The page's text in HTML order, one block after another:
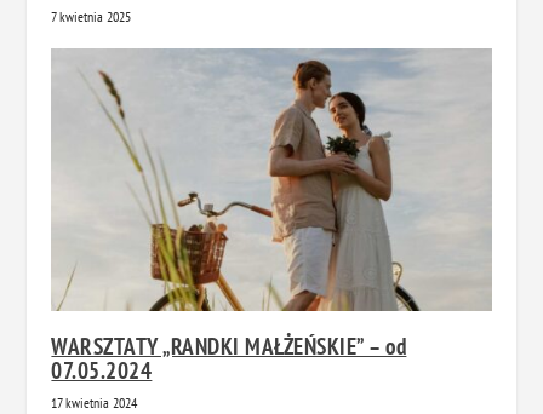
7 kwietnia 2025
WARSZTATY „RANDKI MAŁŻEŃSKIE” – od
07.05.2024
17 kwietnia 2024